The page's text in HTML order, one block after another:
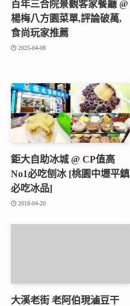
百年三合院景觀客家餐廳 @
楊梅八方園菜單,評論破萬,
食尚玩家推薦
2025-04-08
鉅大自助冰城 @ CP值高
No1必吃刨冰 [桃園中壢平鎮
必吃冰品]
2018-04-20
大溪老街 老阿伯現滷豆干